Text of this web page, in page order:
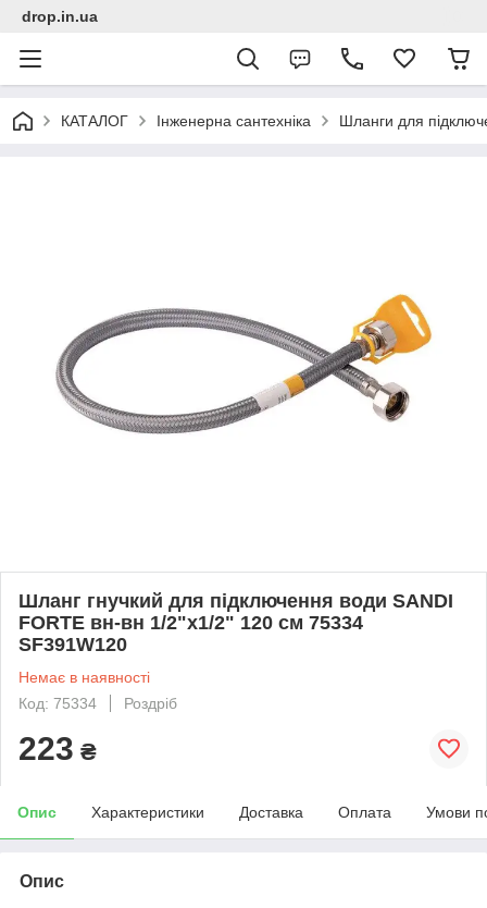
drop.in.ua
КАТАЛОГ Інженерна сантехніка Шланги для
Шланг гнучкий для підключення води SANDI
FORTE вн-вн 1/2"x1/2" 120 см 75334
SF391W120
Немає в наявності
Код: 75334
Роздріб
223 ₴
Опис Характеристики Доставка Оплата Умови
Опис